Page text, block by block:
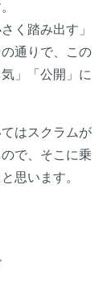
く踏み出す」
通りで、この
」「公開」に
はスクラムが
で、そこに乗
思います。